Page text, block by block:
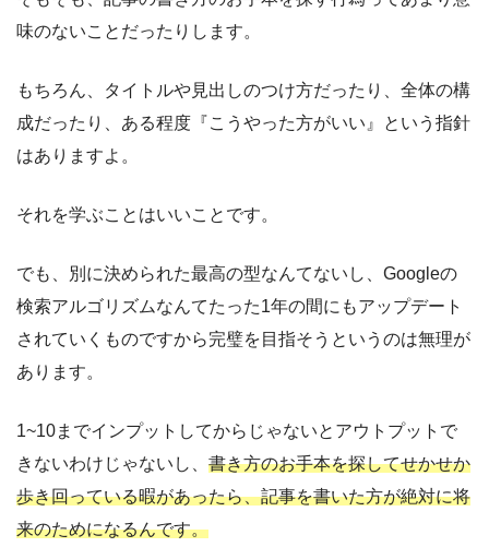
味のないことだったりします。
もちろん、タイトルや見出しのつけ方だったり、全体の構
成だったり、ある程度『こうやった方がいい』という指針
はありますよ。
それを学ぶことはいいことです。
でも、別に決められた最高の型なんてないし、Googleの
検索アルゴリズムなんてたった1年の間にもアップデート
されていくものですから完璧を目指そうというのは無理が
あります。
1~10までインプットしてからじゃないとアウトプットで
きないわけじゃないし、 書き方のお手本を探してせかせか
歩き回っている暇があったら、記事を書いた方が絶対に将
来のためになるんです。